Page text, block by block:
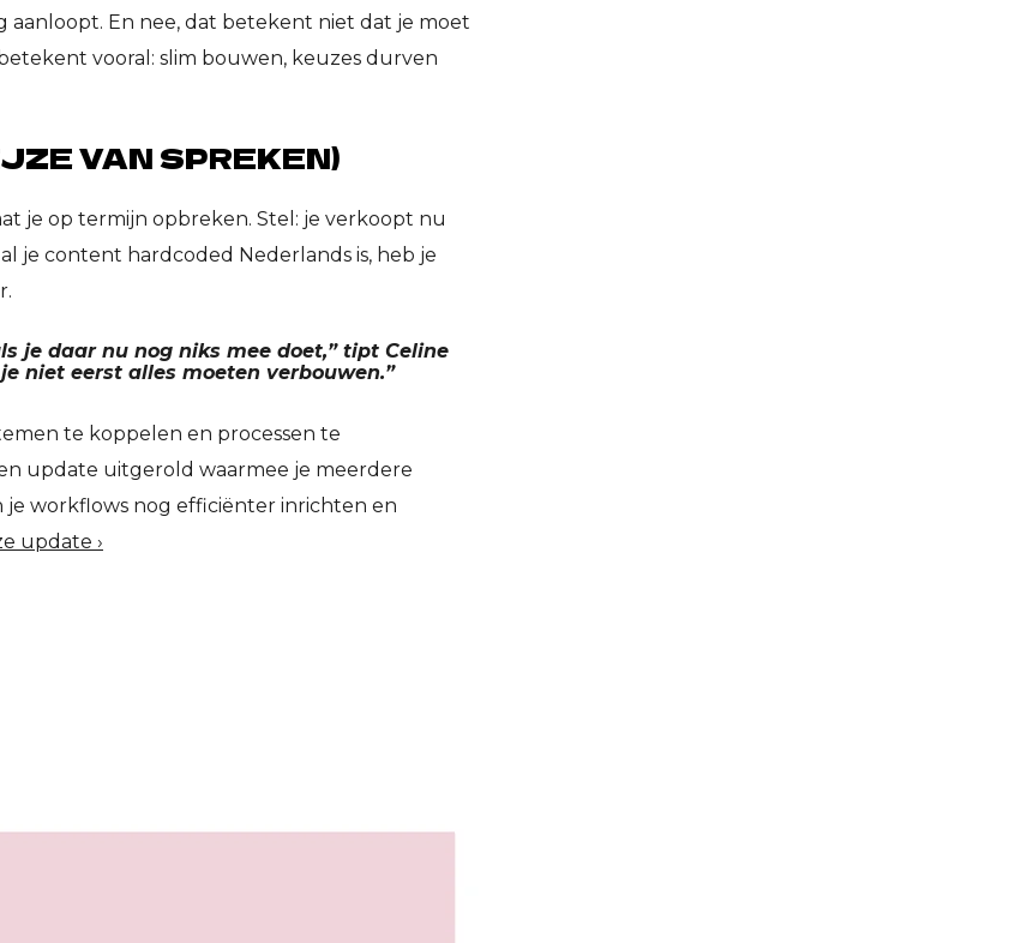
En nee, dat betekent niet dat je moet
vooral: slim bouwen, keuzes durven
VAN SPREKEN)
je op termijn opbreken. Stel: je verkoopt nu
je content hardcoded Nederlands is, heb je
je daar nu nog niks mee doet,” tipt Celine
niet eerst alles moeten verbouwen.”
te koppelen en processen te
update uitgerold waarmee je meerdere
workflows nog efficiënter inrichten en
update ›